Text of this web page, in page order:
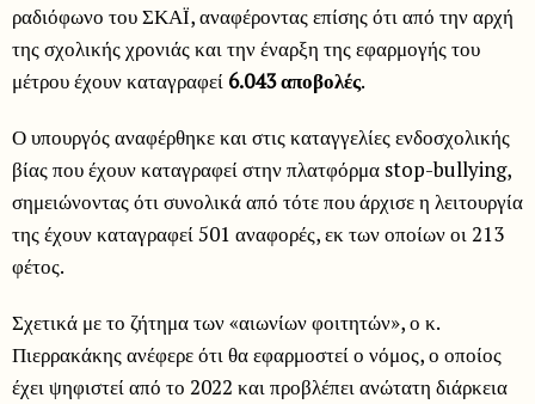
ραδιόφωνο του ΣΚΑΪ, αναφέροντας επίσης ότι από την αρχή
της σχολικής χρονιάς και την έναρξη της εφαρμογής του
μέτρου έχουν καταγραφεί 6.043 αποβολές.
Ο υπουργός αναφέρθηκε και στις καταγγελίες ενδοσχολικής
βίας που έχουν καταγραφεί στην πλατφόρμα stop-bullying,
σημειώνοντας ότι συνολικά από τότε που άρχισε η λειτουργία
της έχουν καταγραφεί 501 αναφορές, εκ των οποίων οι 213
φέτος.
Σχετικά με το ζήτημα των «αιωνίων φοιτητών», ο κ.
Πιερρακάκης ανέφερε ότι θα εφαρμοστεί ο νόμος, ο οποίος
έχει ψηφιστεί από το 2022 και προβλέπει ανώτατη διάρκεια